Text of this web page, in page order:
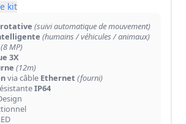
kit
(suivi automatique de mouvement)
(humains / véhicules / animaux)
(8 MP)
3X
(12m)
via câble Ethernet (fourni)
IP64